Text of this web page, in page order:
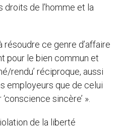
de l’homme et la
ce genre d’affaire
pour le bien commun et
rendu’ réciproque, aussi
employeurs que de celui
sincère’ ».
de la liberté